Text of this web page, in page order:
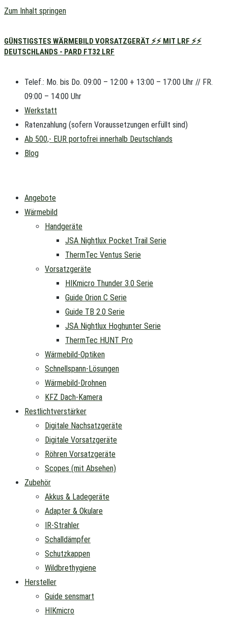
Zum Inhalt springen
GÜNSTIGSTES WÄRMEBILD VORSATZGERÄT ⚡⚡ MIT LRF ⚡⚡
DEUTSCHLANDS - PARD FT32 LRF
Telef.: Mo. bis Do. 09:00 – 12:00 + 13:00 – 17:00 Uhr // FR.
09:00 – 14:00 Uhr
Werkstatt
Ratenzahlung (sofern Voraussetzungen erfüllt sind)
Ab 500,- EUR portofrei innerhalb Deutschlands
Blog
Angebote
Wärmebild
Handgeräte
JSA Nightlux Pocket Trail Serie
ThermTec Ventus Serie
Vorsatzgeräte
HIKmicro Thunder 3.0 Serie
Guide Orion C Serie
Guide TB 2.0 Serie
JSA Nightlux Hoghunter Serie
ThermTec HUNT Pro
Wärmebild-Optiken
Schnellspann-Lösungen
Wärmebild-Drohnen
KFZ Dach-Kamera
Restlichtverstärker
Digitale Nachsatzgeräte
Digitale Vorsatzgeräte
Röhren Vorsatzgeräte
Scopes (mit Absehen)
Zubehör
Akkus & Ladegeräte
Adapter & Okulare
IR-Strahler
Schalldämpfer
Schutzkappen
Wildbrethygiene
Hersteller
Guide sensmart
HIKmicro